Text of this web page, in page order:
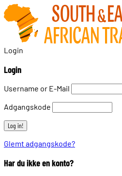
Login
Login
Username or E-Mail
Adgangskode
Glemt adgangskode?
Har du ikke en konto?